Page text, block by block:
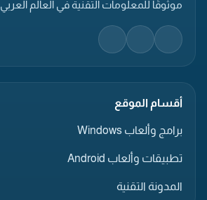
موثوقًا للمعلومات التقنية في العالم العربي.
أقسام الموقع
برامج وألعاب Windows
تطبيقات وألعاب Android
المدونة التقنية